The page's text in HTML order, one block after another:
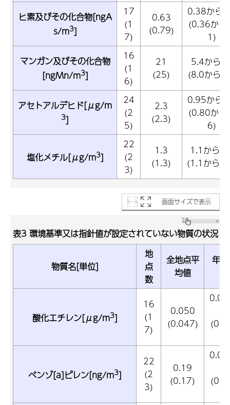
ヒ素及びその化合物[ngA
s/m3]
17
(1
7)
0.63
(0.79)
0.38から
(0.36から
1)
マンガン及びその化合物
[ngMn/m3]
16
(1
6)
21
(25)
5.4から
(8.0から
アセトアルデヒド[μg/m
3]
24
(2
5)
2.3
(2.3)
0.95から
(0.80から
6)
塩化メチル[μg/m3]
22
(2
3)
1.3
(1.3)
1.1から
(1.1から
画面サイズで表示
表3 環境基準又は指針値が設定されていない物質の状況
物質名[単位]
地
点
数
全地点平
均値
年
酸化エチレン[μg/m3]
16
(1
7)
0.050
(0.047)
ベンゾ[a]ピレン[ng/m3]
22
(2
3)
0.19
(0.17)